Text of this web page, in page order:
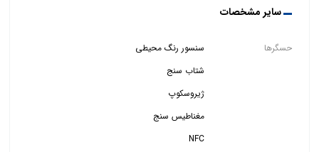
سایر مشخصات
حسگرها
NFC